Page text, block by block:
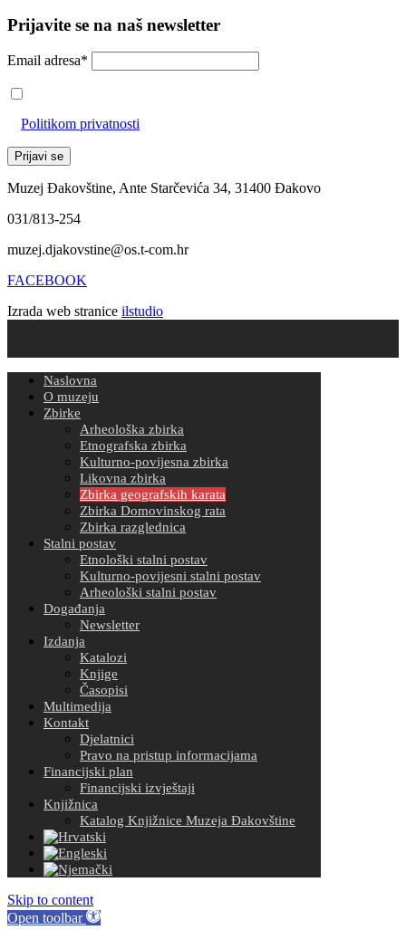
Prijavite se na naš newsletter
Email adresa*
Politikom privatnosti
Muzej Đakovštine, Ante Starčevića 34, 31400 Đakovo
031/813-254
muzej.djakovstine@os.t-com.hr
FACEBOOK
Izrada web stranice ilstudio
Naslovna
O muzeju
Zbirke
Arheološka zbirka
Etnografska zbirka
Kulturno-povijesna zbirka
Likovna zbirka
Zbirka geografskih karata
Zbirka Domovinskog rata
Zbirka razglednica
Stalni postav
Etnološki stalni postav
Kulturno-povijesni stalni postav
Arheološki stalni postav
Događanja
Newsletter
Izdanja
Katalozi
Knjige
Časopisi
Multimedija
Kontakt
Djelatnici
Pravo na pristup informacijama
Financijski plan
Financijski izvještaji
Knjižnica
Katalog Knjižnice Muzeja Đakovštine
Skip to content
Open toolbar